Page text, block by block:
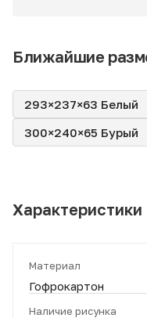
Ближайшие
293×237×63 Белый
300×240×65 Бурый
Характеристики
Материал
Гофрокартон
Наличие рисунка